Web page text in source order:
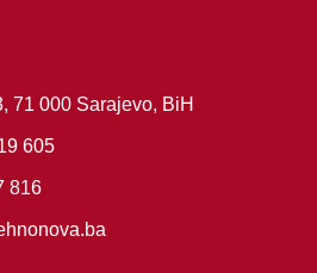
71 000 Sarajevo, BiH
605
816